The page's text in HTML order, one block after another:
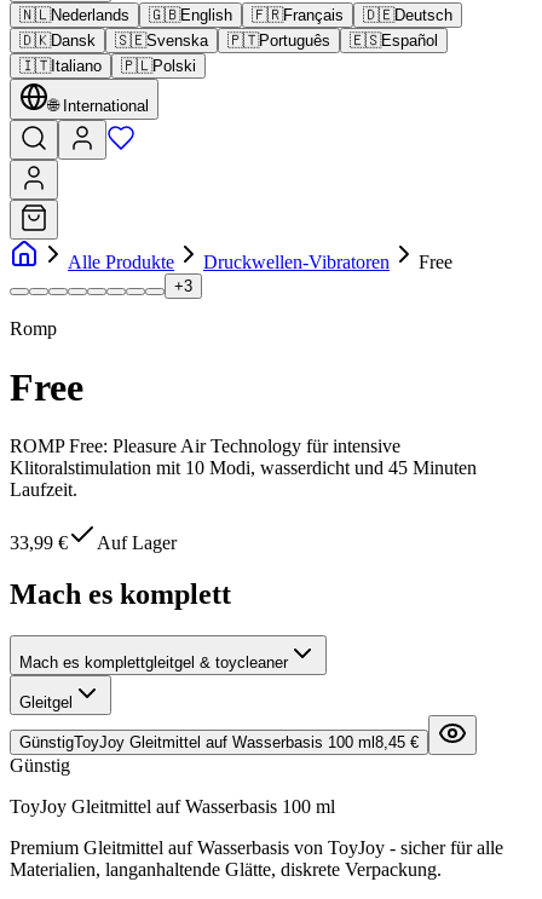
🇳🇱Nederlands 🇬🇧English 🇫🇷Français 🇩🇪Deutsch
🇩🇰Dansk 🇸🇪Svenska 🇵🇹Português 🇪🇸Español
🇮🇹Italiano 🇵🇱Polski
🌐 International
Alle Produkte Druckwellen-Vibratoren Free
+3
Romp
Free
ROMP Free: Pleasure Air Technology für intensive
Klitoralstimulation mit 10 Modi, wasserdicht und 45 Minuten
Laufzeit.
33,99 € Auf Lager
Mach es komplett
Mach es komplettgleitgel & toycleaner
Gleitgel
GünstigToyJoy Gleitmittel auf Wasserbasis 100 ml 8,45 €
Günstig
ToyJoy Gleitmittel auf Wasserbasis 100 ml
Premium Gleitmittel auf Wasserbasis von ToyJoy - sicher für alle
Materialien, langanhaltende Glätte, diskrete Verpackung.